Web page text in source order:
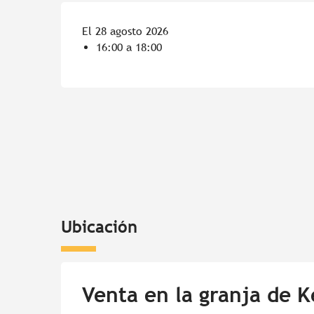
El 28 agosto 2026
16:00 a 18:00
Ubicación
Venta en la granja de